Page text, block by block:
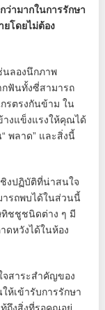
ว่ามากในการรักษา
โดยไม่ต้อง
นลองนึกภาพ
กฟันทั้งซี่สามารถ
รตรงกันข้าม ใน
งแข็งแรงให้คุณได้
พลาด” และสิ่งนี้
งปฏิบัติที่น่าสนใจ
ารถพบได้ในส่วนนี้
ทิชชูชนิดต่าง ๆ มี
ดหวังได้ในห้อง
จสาระสำคัญของ
ห้เข้ารับการรักษา